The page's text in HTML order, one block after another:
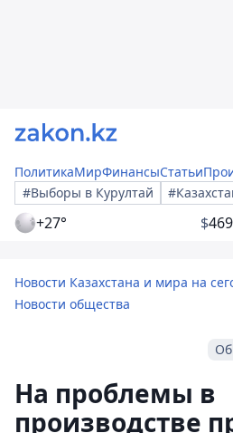
ПолитикаМирФинансыСтатьи
#Выборы в Курултай
+27° $
Новости Казахстана и мира на
Новости общества
На проблемы в
производстве